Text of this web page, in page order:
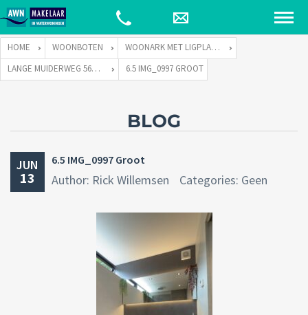
HOME WOONBOTEN
WOONARK MET LIGPLAATS
LANGE MUIDERWEG 569-S TE 1382 LD WEESP
6.5 IMG_0997 GROOT
BLOG
JUN
13
6.5 IMG_0997 Groot
Author: Rick Willemsen Categories: Geen